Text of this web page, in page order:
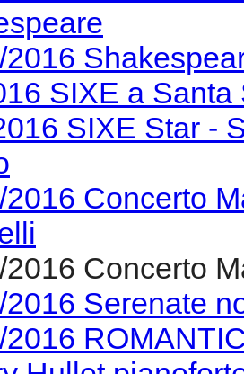
2016
SIXE a
SIXE Star -
Concerto
2016 Concerto
2016 Serenate
2016